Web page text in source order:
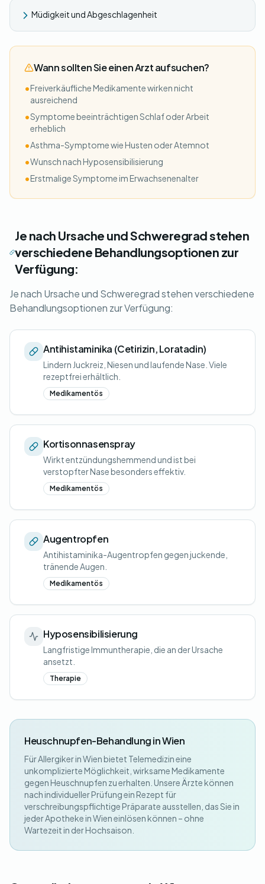
Müdigkeit und Abgeschlagenheit
Wann sollten Sie einen Arzt aufsuchen?
•Freiverkäufliche Medikamente wirken nicht
ausreichend
•Symptome beeinträchtigen Schlaf oder Arbeit
erheblich
•Asthma-Symptome wie Husten oder Atemnot
•Wunsch nach Hyposensibilisierung
•Erstmalige Symptome im Erwachsenenalter
Je nach Ursache und Schweregrad stehen
verschiedene Behandlungsoptionen zur
Verfügung:
Je nach Ursache und Schweregrad stehen verschiedene
Behandlungsoptionen zur Verfügung:
Antihistaminika (Cetirizin, Loratadin)
Lindern Juckreiz, Niesen und laufende Nase. Viele
rezeptfrei erhältlich.
Medikamentös
Kortisonnasenspray
Wirkt entzündungshemmend und ist bei
verstopfter Nase besonders effektiv.
Medikamentös
Augentropfen
Antihistaminika-Augentropfen gegen juckende,
tränende Augen.
Medikamentös
Hyposensibilisierung
Langfristige Immuntherapie, die an der Ursache
ansetzt.
Therapie
Heuschnupfen-Behandlung in Wien
Für Allergiker in Wien bietet Telemedizin eine
unkomplizierte Möglichkeit, wirksame Medikamente
gegen Heuschnupfen zu erhalten. Unsere Ärzte können
nach individueller Prüfung ein Rezept für
verschreibungspflichtige Präparate ausstellen, das Sie in
jeder Apotheke in Wien einlösen können – ohne
Wartezeit in der Hochsaison.